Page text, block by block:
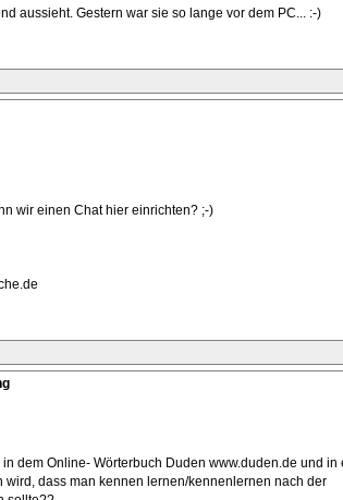
aussieht. Gestern war sie so lange vor dem PC... :-)
wir einen Chat hier einrichten? ;-)
dem Online- Wörterbuch Duden www.duden.de und in
wird, dass man kennen lernen/kennenlernen nach der